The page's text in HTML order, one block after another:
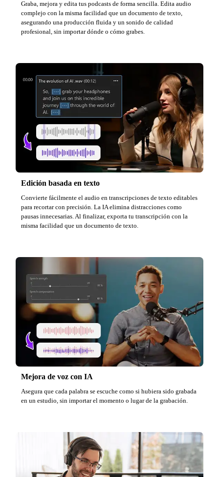
Graba, mejora y edita tus podcasts de forma sencilla. Edita audio
complejo con la misma facilidad que un documento de texto,
asegurando una producción fluida y un sonido de calidad
profesional, sin importar dónde o cómo grabes.
Edición basada en texto
Convierte fácilmente el audio en transcripciones de texto editables
para recortar con precisión. La IA elimina distracciones como
pausas innecesarias. Al finalizar, exporta tu transcripción con la
misma facilidad que un documento de texto.
Mejora de voz con IA
Asegura que cada palabra se escuche como si hubiera sido grabada
en un estudio, sin importar el momento o lugar de la grabación.